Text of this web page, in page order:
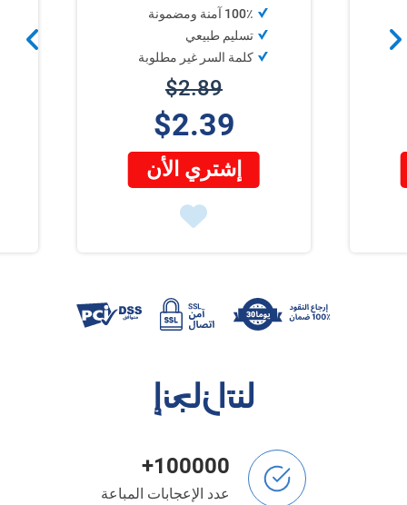
100٪ آمنة ومضمونة
تسليم طبيعي
كلمة السر غير مطلوبة
$2.89
$2.39
إشتري الأن
إنجازاتنا
100000+
عدد الإعجابات المباعة